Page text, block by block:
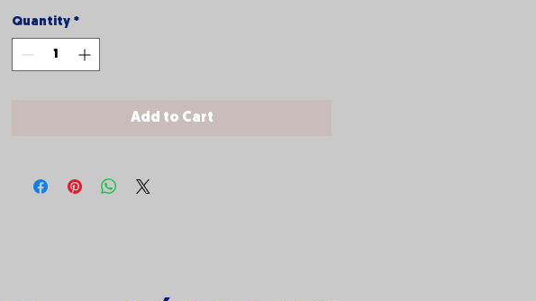
Quantity *
Add to Cart